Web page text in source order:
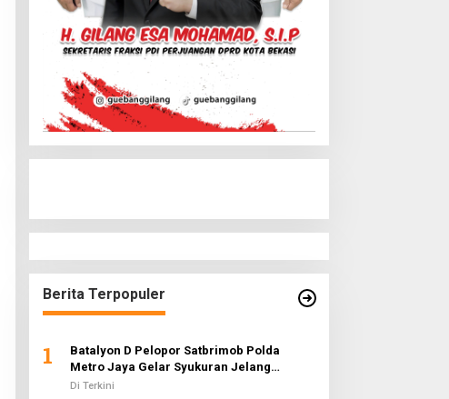
Berita Terpopuler
1
Batalyon D Pelopor Satbrimob Polda
Metro Jaya Gelar Syukuran Jelang
Ramadhan 1442 H
Di Terkini